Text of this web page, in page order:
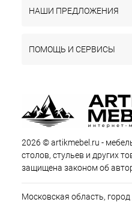
НАШИ ПРЕДЛОЖЕНИЯ
ПОМОЩЬ И СЕРВИСЫ
2026 © artikmebel.ru -
столов, стульев и других
защищена законом об
Московская область,